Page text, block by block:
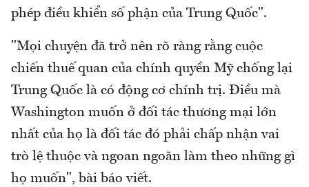
phép điều khiển số phận của Trung Quốc".
"Mọi chuyện đã trở nên rõ ràng rằng cuộc
chiến thuế quan của chính quyền Mỹ chống lại
Trung Quốc là có động cơ chính trị. Điều mà
Washington muốn ở đối tác thương mại lớn
nhất của họ là đối tác đó phải chấp nhận vai
trò lệ thuộc và ngoan ngoãn làm theo những gì
họ muốn", bài báo viết.